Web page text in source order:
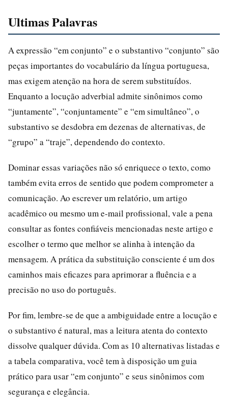
Ultimas Palavras
A expressão “em conjunto” e o substantivo “conjunto” são
peças importantes do vocabulário da língua portuguesa,
mas exigem atenção na hora de serem substituídos.
Enquanto a locução adverbial admite sinônimos como
“juntamente”, “conjuntamente” e “em simultâneo”, o
substantivo se desdobra em dezenas de alternativas, de
“grupo” a “traje”, dependendo do contexto.
Dominar essas variações não só enriquece o texto, como
também evita erros de sentido que podem comprometer a
comunicação. Ao escrever um relatório, um artigo
acadêmico ou mesmo um e-mail profissional, vale a pena
consultar as fontes confiáveis mencionadas neste artigo e
escolher o termo que melhor se alinha à intenção da
mensagem. A prática da substituição consciente é um dos
caminhos mais eficazes para aprimorar a fluência e a
precisão no uso do português.
Por fim, lembre-se de que a ambiguidade entre a locução e
o substantivo é natural, mas a leitura atenta do contexto
dissolve qualquer dúvida. Com as 10 alternativas listadas e
a tabela comparativa, você tem à disposição um guia
prático para usar “em conjunto” e seus sinônimos com
segurança e elegância.